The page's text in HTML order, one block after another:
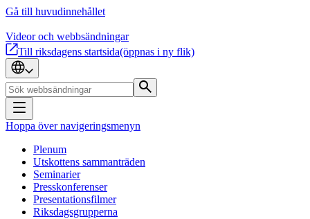
Gå till huvudinnehållet
Videor och webbsändningar
Till riksdagens startsida(öppnas i ny flik)
Hoppa över navigeringsmenyn
Plenum
Utskottens sammanträden
Seminarier
Presskonferenser
Presentationsfilmer
Riksdagsgrupperna